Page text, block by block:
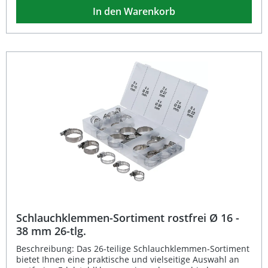
Dank des breiten Spannbereichs von Ø 4 bis 45 mm ist
das Set vielseitig einsetzbar und ideal für Reparaturen,
Wartungsarbeiten und Montageaufgaben geeignet.
widerstandsfähigem, verzinktem Stahl gefertigt 6-teiliges
Set für vielseitige Anwendungen Langlebig und
für übersichtliche Lagerung Lieferumfang: 1x
Schlauchklemmen-Sortiment Ø 4–45 mm, 6-teilig
In den Warenkorb
Schlauchklemmen-Sortiment rostfrei Ø 16 -
38 mm 26-tlg.
Beschreibung: Das 26-teilige Schlauchklemmen-Sortiment
bietet Ihnen eine praktische und vielseitige Auswahl an